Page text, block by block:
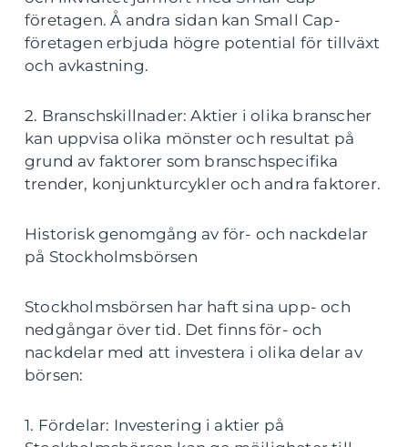
företagen. Å andra sidan kan Small Cap-
företagen erbjuda högre potential för tillväxt
och avkastning.
2. Branschskillnader: Aktier i olika branscher
kan uppvisa olika mönster och resultat på
grund av faktorer som branschspecifika
trender, konjunkturcykler och andra faktorer.
Historisk genomgång av för- och nackdelar
på Stockholmsbörsen
Stockholmsbörsen har haft sina upp- och
nedgångar över tid. Det finns för- och
nackdelar med att investera i olika delar av
börsen:
1. Fördelar: Investering i aktier på